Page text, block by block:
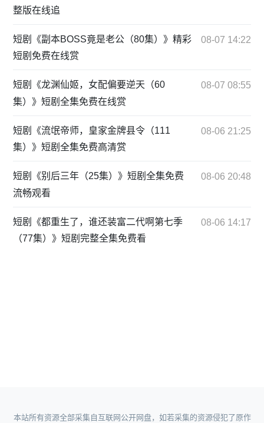
整版在线追
短剧《副本BOSS竟是老公（80集）》精彩
短剧免费在线赏
08-07 14:22
短剧《龙渊仙姬，女配偏要逆天（60
集）》短剧全集免费在线赏
08-07 08:55
短剧《流氓帝师，皇家金牌县令（111
集）》短剧全集免费高清赏
08-06 21:25
短剧《别后三年（25集）》短剧全集免费
流畅观看
08-06 20:48
短剧《都重生了，谁还装富二代啊第七季
（77集）》短剧完整全集免费看
08-06 14:17
本站所有资源全部采集自互联网公开网盘，如若采集的资源侵犯了原作